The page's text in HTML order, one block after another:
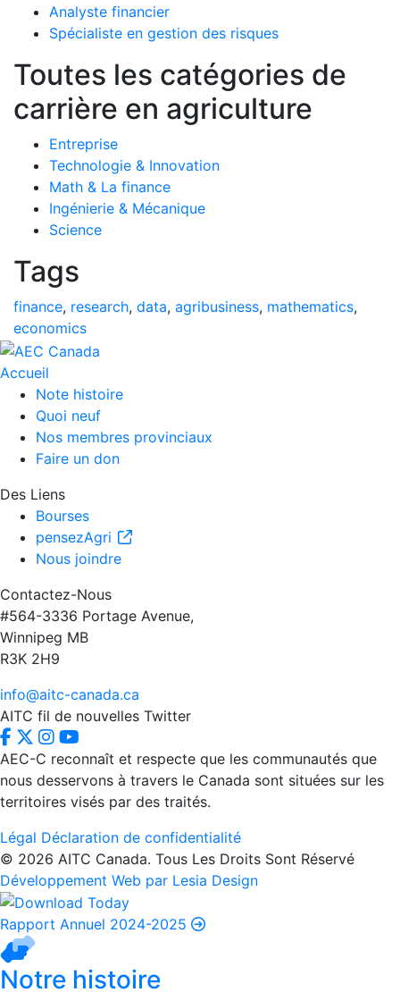
Analyste financier
Spécialiste en gestion des risques
Toutes les catégories de
carrière en agriculture
Entreprise
Technologie & Innovation
Math & La finance
Ingénierie & Mécanique
Science
Tags
finance, research, data, agribusiness, mathematics,
economics
Accueil
Note histoire
Quoi neuf
Nos membres provinciaux
Faire un don
Des Liens
Bourses
pensezAgri
Nous joindre
Contactez-Nous
#564-3336 Portage Avenue,
Winnipeg MB
R3K 2H9
info@aitc-canada.ca
AITC fil de nouvelles Twitter
AEC-C reconnaît et respecte que les communautés que
nous desservons à travers le Canada sont situées sur les
territoires visés par des traités.
Légal Déclaration de confidentialité
© 2026 AITC Canada. Tous Les Droits Sont Réservé
Développement Web par Lesia Design
Rapport Annuel 2024-2025
Notre histoire